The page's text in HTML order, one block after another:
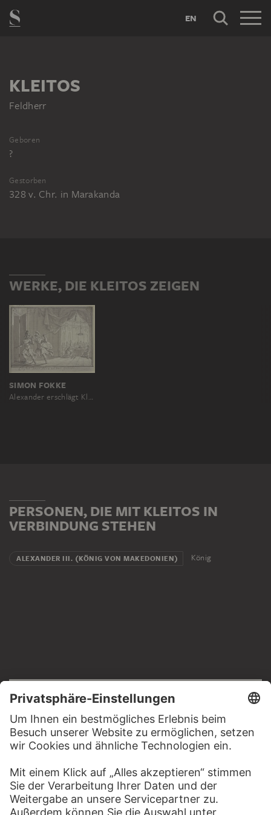
EN
KLEITOS
Feldherr
Geboren
?
Gestorben
328 v. Chr. in Marakanda
WERKE, DIE KLEITOS ZEIGEN
SIMON FOKKE
Alexander erschlägt Kleitos
PERSONEN, DIE MIT KLEITOS IN
VERBINDUNG STEHEN
ALEXANDER III. (KÖNIG VON MAKEDONIEN) König
Impressum
Datenschutz
Copyright © 2026 Städel Museum
All rights reserved.
DIGITALE SAMMLUNG
Startseite
Werke